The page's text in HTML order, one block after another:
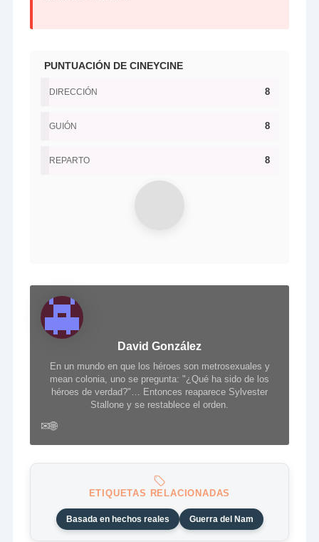
PUNTUACIÓN DE CINEYCINE
DIRECCIÓN 8
GUIÓN 8
REPARTO 8
David González
En un mundo en que los héroes son metrosexuales y
mean colonia, uno se pregunta: "¿Qué ha sido de los
héroes de verdad?"… Entonces reaparece Sylvester
Stallone y se restablece el orden.
✉🌐
ETIQUETAS RELACIONADAS
Basada en hechos reales Guerra del Nam